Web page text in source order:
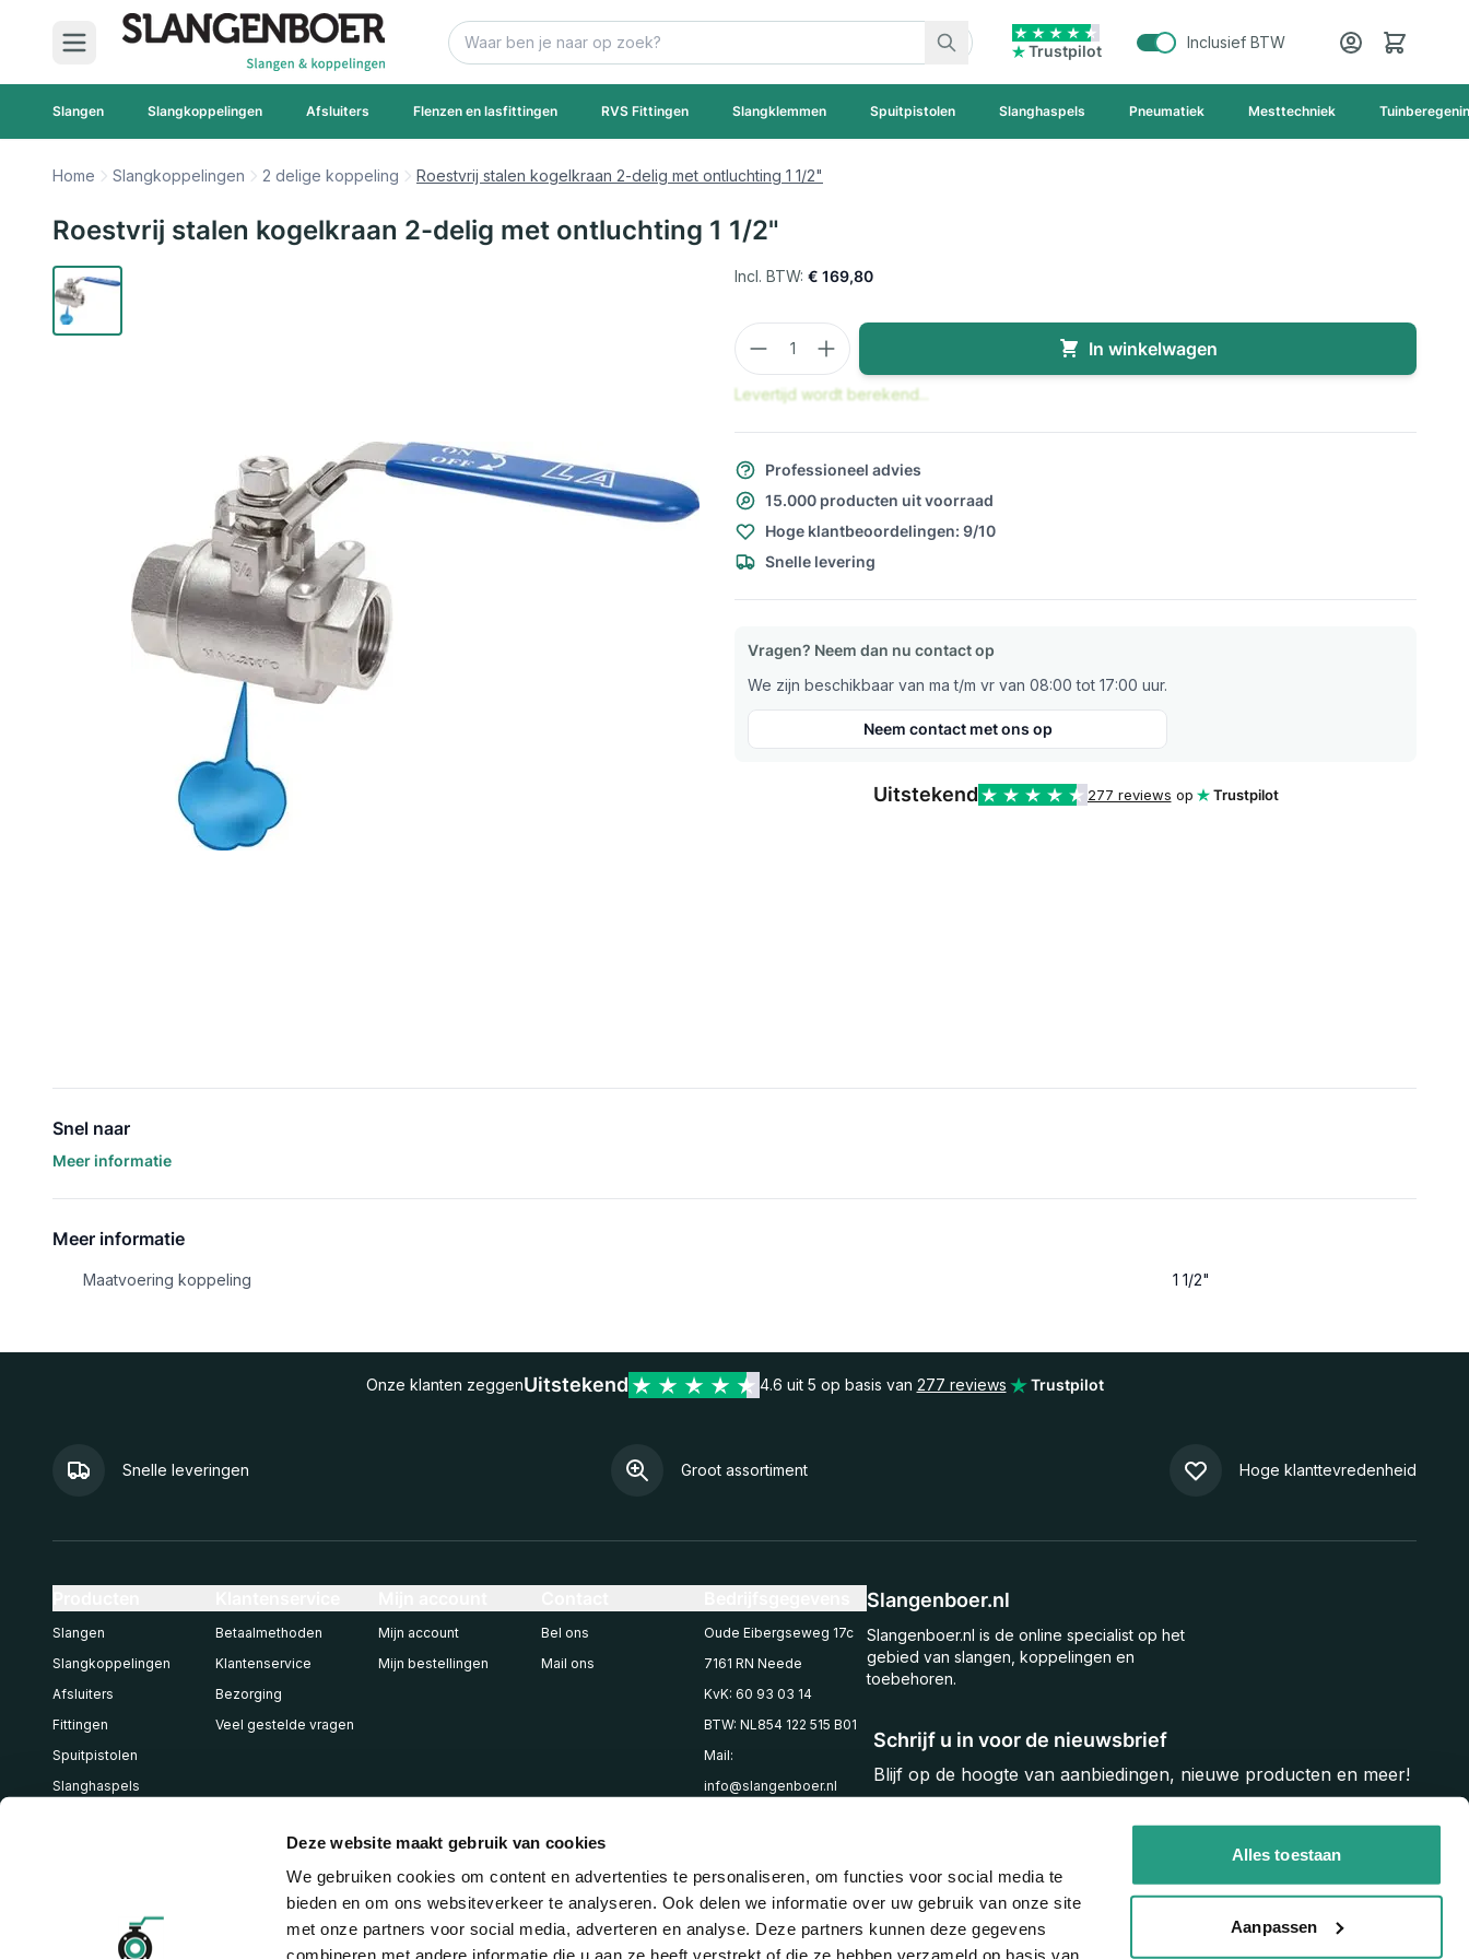
Deze website maakt gebruik van cookies
We gebruiken cookies om content en advertenties te personaliseren, om functies voor social media te
bieden en om ons websiteverkeer te analyseren. Ook delen we informatie over uw gebruik van onze site
met onze partners voor social media, adverteren en analyse. Deze partners kunnen deze gegevens
combineren met andere informatie die u aan ze heeft verstrekt of die ze hebben verzameld op basis van
Alles toestaan
Aanpassen
Ga naar de inhoud
Zoek
Trustpilot
Inclusief BTW Cart
Slangen Slangkoppelingen Afsluiters Flenzen en lasfittingen RVS Fittingen Slangklemmen Spuitpistolen Slanghaspels Pneumatiek Mesttechniek
Home Slangkoppelingen 2 delige koppeling Roestvrij stalen kogelkraan 2-delig met ontluchting 1 1/2"
Roestvrij stalen kogelkraan 2-delig met ontluchting 1 1/2"
€ 169,80
Aantal
In winkelwagen
Levertijd wordt berekend...
Professioneel advies
15.000 producten uit voorraad
Hoge klantbeoordelingen: 9/10
Snelle levering
Vragen? Neem dan nu contact op
We zijn beschikbaar van ma t/m vr van 08:00 tot 17:00 uur.
Neem contact met ons op
Uitstekend 277 reviews op Trustpilot
Snel naar
Meer informatie
Meer informatie
Maatvoering koppeling 1 1/2"
Onze klanten zeggenUitstekend 4.6 uit 5 op basis van 277 reviews Trustpilot
Snelle leveringen Groot assortiment Hoge klanttevredenheid
Schrijf u in voor de nieuwsbrief
Blijf op de hoogte van aanbiedingen, nieuwe producten en meer!
Slangenboer.nl
Slangenboer.nl is de online specialist op het
gebied van slangen, koppelingen en
toebehoren.
Slangen
Slangkoppelingen
Afsluiters
Fittingen
Spuitpistolen
Slanghaspels
Betaalmethoden
Klantenservice
Bezorging
Veel gestelde vragen
Mijn account
Mijn bestellingen
Bel ons
Mail ons
Oude Eibergseweg 17c
7161 RN Neede
KvK: 60 93 03 14
BTW: NL854 122 515 B01
Mail:
info@slangenboer.nl